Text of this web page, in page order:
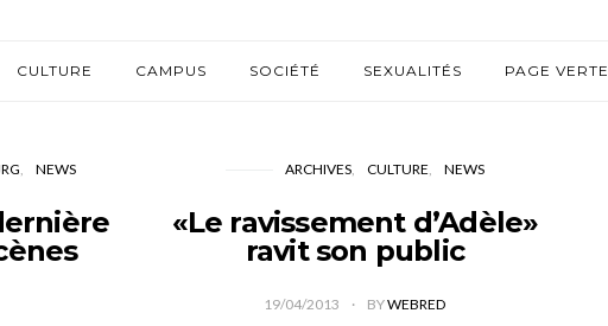
CULTURE CAMPUS SOCIÉTÉ SEXUALITÉS PAGE VERTE
NEWS ARCHIVES CULTURE NEWS
«Le ravissement d’Adèle»
ravit son public
19/04/2013 BYWEBRED